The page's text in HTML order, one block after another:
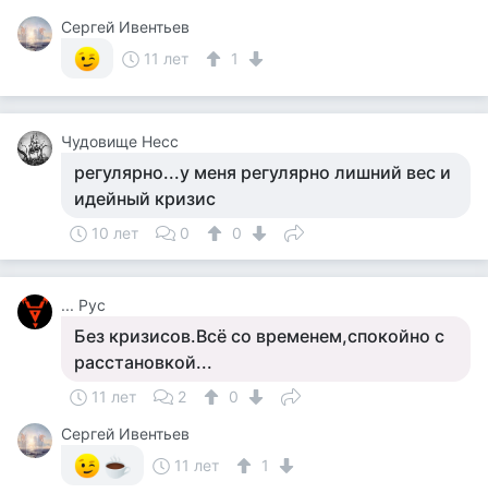
Сергей Ивентьев
11 лет
1
Чудовище Несс
регулярно...у меня регулярно лишний вес и
идейный кризис
10 лет 0 0
... Рус
Без кризисов.Всё со временем,спокойно с
расстановкой...
11 лет 2
0
Сергей Ивентьев
11 лет
1